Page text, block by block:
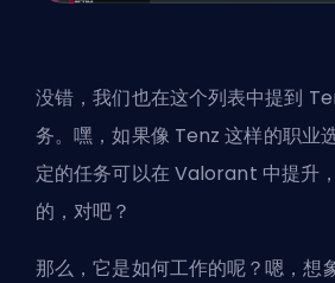
没错，我们也在这个列表中提到
务。嘿，如果像 Tenz 这样的职业
定的任务可以在 Valorant 中提升
的，对吧？
那么，它是如何工作的呢？嗯，